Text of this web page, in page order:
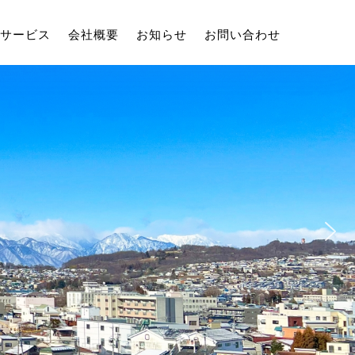
サービス 会社概要 お知らせ お問い合わせ